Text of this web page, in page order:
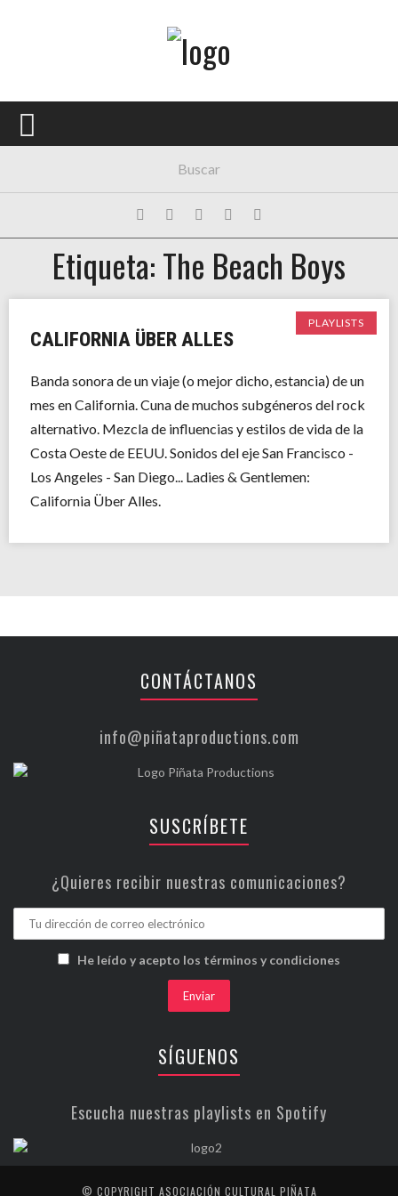
PORTADA
FESTIVALES
EXPOSICIONES
HISTORIAS
Etiqueta: The Beach Boys
PLAYLISTS
CALIFORNIA ÜBER ALLES
Banda sonora de un viaje (o mejor dicho, estancia) de un
mes en California. Cuna de muchos subgéneros del rock
alternativo. Mezcla de influencias y estilos de vida de la
Costa Oeste de EEUU. Sonidos del eje San Francisco -
Los Angeles - San Diego... Ladies & Gentlemen:
California Über Alles.
CONTÁCTANOS
info@piñataproductions.com
SUSCRÍBETE
¿Quieres recibir nuestras comunicaciones?
He leído y acepto los términos y condiciones
SÍGUENOS
Escucha nuestras playlists en Spotify
© COPYRIGHT ASOCIACIÓN CULTURAL PIÑATA